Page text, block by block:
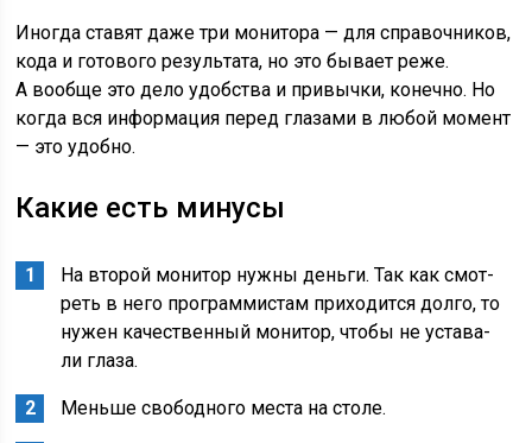
Ино­гда ста­вят даже три мони­то­ра — для спра­воч­ни­ков,
кода и гото­во­го резуль­та­та, но это быва­ет реже.
А вооб­ще это дело удоб­ства и при­выч­ки, конеч­но. Но
когда вся инфор­ма­ция перед гла­за­ми в любой момент
— это удобно.
Какие есть минусы
На вто­рой мони­тор нуж­ны день­ги. Так как смот­
реть в него про­грам­ми­стам при­хо­дит­ся дол­го, то
нужен каче­ствен­ный мони­тор, что­бы не уста­ва­
ли глаза.
Мень­ше сво­бод­но­го места на столе.